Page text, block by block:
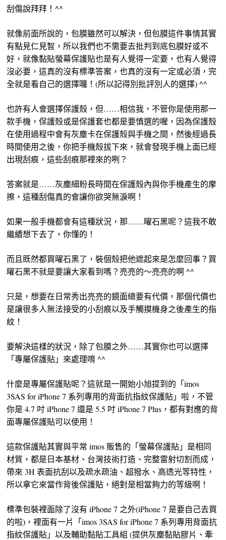
刮傷說拜拜！^^
就像前面所說的，包膜雖然可以解決，但包膜這件事情其實
有點見仁見智，所以我們也不需要去批判到底包膜好或不
好，就像黏貼螢幕保護貼也是有人覺得一定要，也有人覺得
沒必要，這真的沒有標準答案，也真的沒有一定或必須，完
全就是看自己的選擇囉！(所以記得別批評別人的選擇) ^^
也許有人會選擇保護殼，但……相信我，不管你是使用那一
款手機，保護殼或是保護套也都是要慎選的喔，因為保護殼
在使用過程中會有灰塵卡在保護殼與手機之間，然後經過長
時間使用之後，你把手機殼拔下來，就會發現手機上面已經
出現刮痕，這些刮痕那裡來的咧？
答案就是……灰塵細粉長時間在保護殼內與你手機產生的摩
擦，這種刮傷真的會讓你欲哭無淚啊！
如果一般手機都會有這種狀況，那……曜石黑呢？這我不敢
繼續想下去了，你懂的！
而且既然都買曜石黑了，裝個殼把他遮起來是怎麼回事？買
曜石黑不就是要讓大家看到嗎？亮亮的～亮亮的啊 ^^
只是，想要在日常秀出亮亮的鏡面總要有代價，那個代價也
是讓很多人無法接受的小刮痕以及手觸摸機身之後產生的指
紋！
要解決這樣的狀況，除了包膜之外……其實你也可以選擇
「專屬保護貼」來處理唷 ^^
什麼是專屬保護貼呢？這就是一開始小旭提到的「imos
3SAS for iPhone 7 系列專用的背面抗指紋保護貼」啦，不管
你是 4.7 吋 iPhone 7 還是 5.5 吋 iPhone 7 Plus，都有對應的背
面專屬保護貼可以使用！
這款保護貼其實與平常 imos 販售的「螢幕保護貼」是相同
材質，都是日本基材、台灣技術打造、完整雷射切割而成，
帶來 3H 表面抗刮以及疏水疏油、超撥水、高透光等特性，
所以拿它來當作背後保護貼，絕對是相當夠力的等級啊！
標準包裝裡面除了沒有 iPhone 7 之外(iPhone 7 是要自己去買
的啦)，裡面有一片「imos 3SAS for iPhone 7 系列專用背面抗
指紋保護貼」以及輔助黏貼工具組 (提供灰塵黏貼膠片、牽